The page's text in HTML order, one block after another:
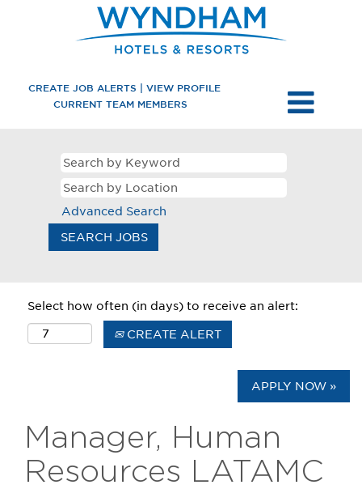
CREATE JOB ALERTS | VIEW PROFILE
CURRENT TEAM MEMBERS
Advanced Search
Select how often (in days) to receive an alert:
CREATE ALERT
APPLY NOW »
Manager, Human
Resources LATAMC